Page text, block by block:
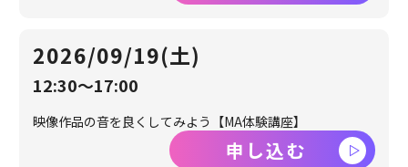
2026/09/19(土)
12:30～17:00
映像作品の音を良くしてみよう【MA体験講座】
申し込む